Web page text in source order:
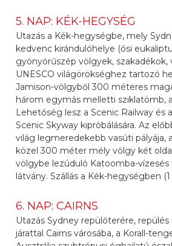
5. NAP: KÉK-HEGYSÉG
Utazás a Kék-hegységbe, mely
kedvenc kirándulóhelye (ősi
gyönyörűszép völgyek, szakadékok,
UNESCO világörökséghez tartozó
Jamison-völgyből 300 méteres
három egymás melletti sziklatömb,
Lehetőség lesz a Scenic Railway és
Scenic Skyway kipróbálására. Az
világ legmeredekebb vasúti pályája,
közel 300 méter mély völgy két
völgybe lezúduló Katoomba-
látvány. Szállás a Kék-hegységben (1
6. NAP: CAIRNS
Utazás Sydney repülőterére,
járattal Cairns városába, a Korall-